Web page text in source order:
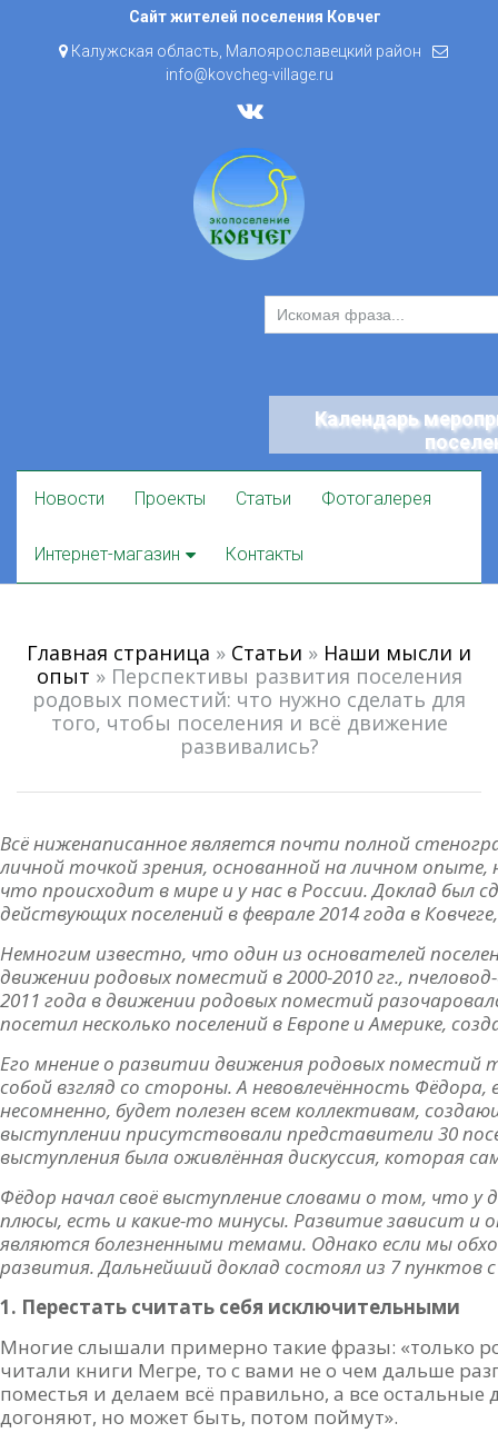
Skip
content
Сайт жителей поселения Ковчег
Калужская область, Малоярославецкий район
info@kovcheg-village.ru
Календарь
Новости Проекты Статьи Фотогалерея
Интернет-магазин Контакты
Главная страница » Статьи » Наши мысли и
опыт » Перспективы развития поселения
родовых поместий: что нужно сделать для
того, чтобы поселения и всё движение
развивались?
Всё ниженаписанное является почти полной
личной точкой зрения, основанной на личном
что происходит в мире и у нас в России. Доклад был
действующих поселений в феврале 2014 года в
Немногим известно, что один из основателей
движении родовых поместий в 2000-2010 гг.,
2011 года в движении родовых поместий
посетил несколько поселений в Европе и Америке,
Его мнение о развитии движения родовых поместий
собой взгляд со стороны. А невовлечённость
несомненно, будет полезен всем коллективам,
выступлении присутствовали представители 30
выступления была оживлённая дискуссия, которая
Фёдор начал своё выступление словами о том, что у
плюсы, есть и какие-то минусы. Развитие зависит и
являются болезненными темами. Однако если мы
развития. Дальнейший доклад состоял из 7 пунктов
1. Перестать считать себя исключительными
Многие слышали примерно такие фразы: «только
читали книги Мегре, то с вами не о чем дальше
поместья и делаем всё правильно, а все
догоняют, но может быть, потом поймут».